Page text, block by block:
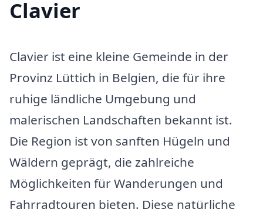
Clavier
Clavier ist eine kleine Gemeinde in der
Provinz Lüttich in Belgien, die für ihre
ruhige ländliche Umgebung und
malerischen Landschaften bekannt ist.
Die Region ist von sanften Hügeln und
Wäldern geprägt, die zahlreiche
Möglichkeiten für Wanderungen und
Fahrradtouren bieten. Diese natürliche